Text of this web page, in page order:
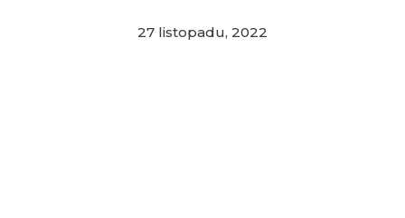
27 listopadu, 2022